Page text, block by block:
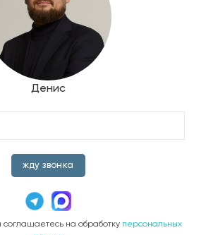
Денис
жду звонка
соглашаетесь на обработку персональных